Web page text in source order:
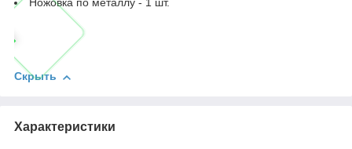
Ножовка по металлу - 1 шт.
Скрыть
Характеристики